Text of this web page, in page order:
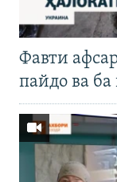
Фавти
пайдо ва